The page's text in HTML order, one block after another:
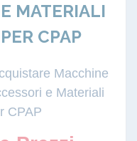
MATERIALI
CPAP
Macchine
e Materiali
CPAP